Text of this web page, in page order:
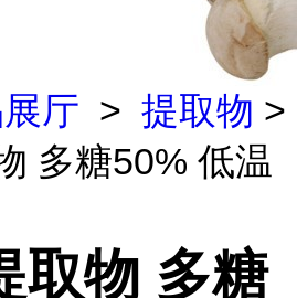
厅 > 提取物 >
多糖50% 低温
取物 多糖